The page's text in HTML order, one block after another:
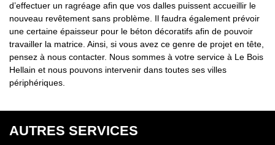
d’effectuer un ragréage afin que vos dalles puissent accueillir le
nouveau revêtement sans problème. Il faudra également prévoir
une certaine épaisseur pour le béton décoratifs afin de pouvoir
travailler la matrice. Ainsi, si vous avez ce genre de projet en tête,
pensez à nous contacter. Nous sommes à votre service à Le Bois
Hellain et nous pouvons intervenir dans toutes ses villes
périphériques.
AUTRES SERVICES